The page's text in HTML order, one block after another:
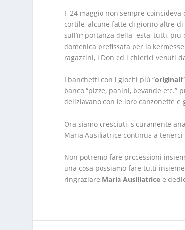
Il 24 maggio non sempre
cortile, alcune fatte di giorno altre
sull’importanza della festa, tutti,
domenica prefissata per la
ragazzini, i Don ed i chierici venuti
I banchetti con i giochi più “originali
banco “pizze, panini, bevande etc.”
deliziavano con le loro canzonette e
Ora siamo cresciuti, sicuramente
Maria Ausiliatrice continua a tenerci
Non potremo fare processioni
una cosa possiamo fare tutti
ringraziare Maria Ausiliatrice e